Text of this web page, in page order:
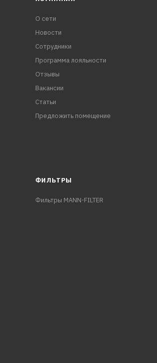
О сети
Новости
Сотрудники
Программа лояльности
Отзывы
Вакансии
Статьи
Предложить помещение
ФИЛЬТРЫ
Фильтры MANN-FILTER